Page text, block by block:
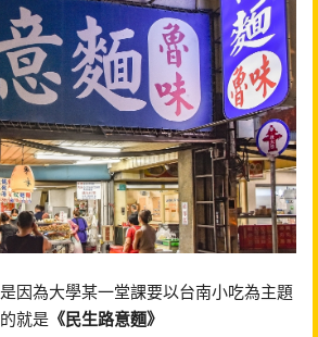
因為大學某一堂課要以台南小吃為主題
就是 《民生路意麵》